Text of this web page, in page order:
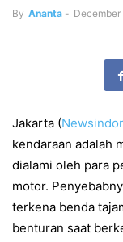
By Ananta - December
Jakarta (
kendaraan adalah
dialami oleh para
motor.
terkena benda
benturan saat